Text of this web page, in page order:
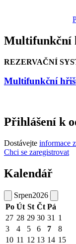
Multifunkční
REZERVAČNÍ
Multifunkční
Přihlášení k
Dostávejte informace
Chci se zaregistrovat
Kalendář
Srpen2026
Po Út St Čt Pá
27 28 29 30 31 1
3
4 5 6 7 8
10 11 12 13 14 15